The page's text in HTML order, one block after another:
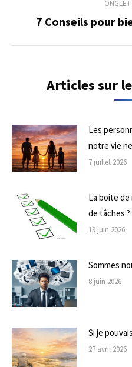
7 Conseils pour
Articles sur
Les
notre vie
7 juillet 2026
La boite
de tâches ?
19 juin 2026
Sommes
8 juin 2026
Si je
27 avril 2026